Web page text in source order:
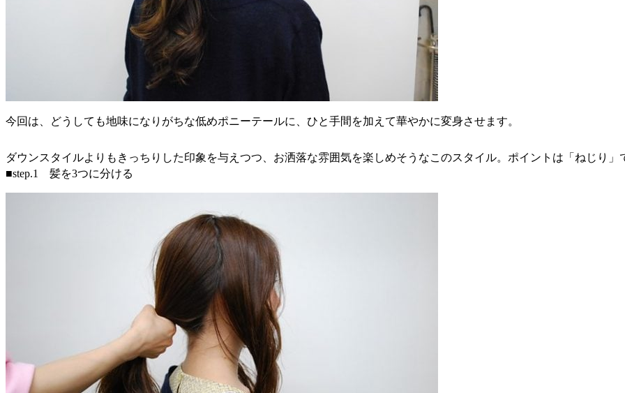
今回は、どうしても地味になりがちな低めポニーテールに、ひと手間を加えて華やかに変身させます。
ダウンスタイルよりもきっちりした印象を与えつつ、お洒落な雰囲気を楽しめそうなこのスタイル。ポイントは「ねじり」
■step.1 髪を3つに分ける